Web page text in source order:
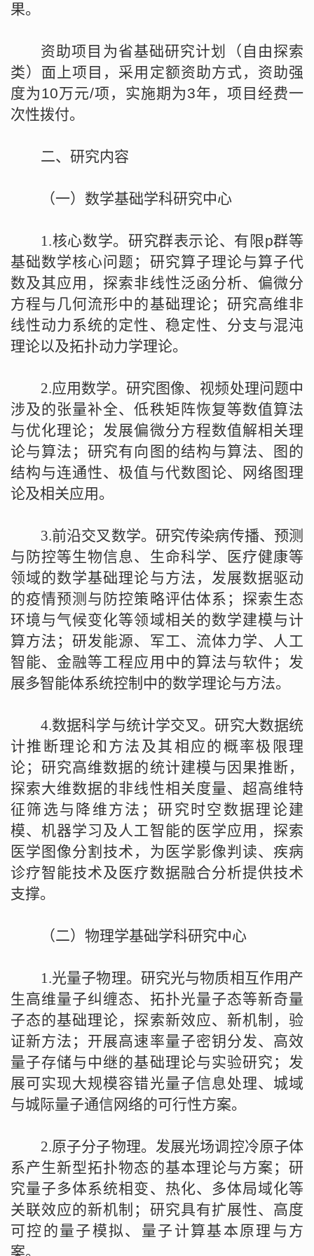
果。
资助项目为省基础研究计划（自由探索
类）面上项目，采用定额资助方式，资助强
度为10万元/项，实施期为3年，项目经费一
次性拨付。
二、研究内容
（一）数学基础学科研究中心
1.核心数学。研究群表示论、有限p群等
基础数学核心问题；研究算子理论与算子代
数及其应用，探索非线性泛函分析、偏微分
方程与几何流形中的基础理论；研究高维非
线性动力系统的定性、稳定性、分支与混沌
理论以及拓扑动力学理论。
2.应用数学。研究图像、视频处理问题中
涉及的张量补全、低秩矩阵恢复等数值算法
与优化理论；发展偏微分方程数值解相关理
论与算法；研究有向图的结构与算法、图的
结构与连通性、极值与代数图论、网络图理
论及相关应用。
3.前沿交叉数学。研究传染病传播、预测
与防控等生物信息、生命科学、医疗健康等
领域的数学基础理论与方法，发展数据驱动
的疫情预测与防控策略评估体系；探索生态
环境与气候变化等领域相关的数学建模与计
算方法；研发能源、军工、流体力学、人工
智能、金融等工程应用中的算法与软件；发
展多智能体系统控制中的数学理论与方法。
4.数据科学与统计学交叉。研究大数据统
计推断理论和方法及其相应的概率极限理
论；研究高维数据的统计建模与因果推断，
探索大维数据的非线性相关度量、超高维特
征筛选与降维方法；研究时空数据理论建
模、机器学习及人工智能的医学应用，探索
医学图像分割技术，为医学影像判读、疾病
诊疗智能技术及医疗数据融合分析提供技术
支撑。
（二）物理学基础学科研究中心
1.光量子物理。研究光与物质相互作用产
生高维量子纠缠态、拓扑光量子态等新奇量
子态的基础理论，探索新效应、新机制，验
证新方法；开展高速率量子密钥分发、高效
量子存储与中继的基础理论与实验研究；发
展可实现大规模容错光量子信息处理、城域
与城际量子通信网络的可行性方案。
2.原子分子物理。发展光场调控冷原子体
系产生新型拓扑物态的基本理论与方案；研
究量子多体系统相变、热化、多体局域化等
关联效应的新机制；研究具有扩展性、高度
可控的量子模拟、量子计算基本原理与方
案。